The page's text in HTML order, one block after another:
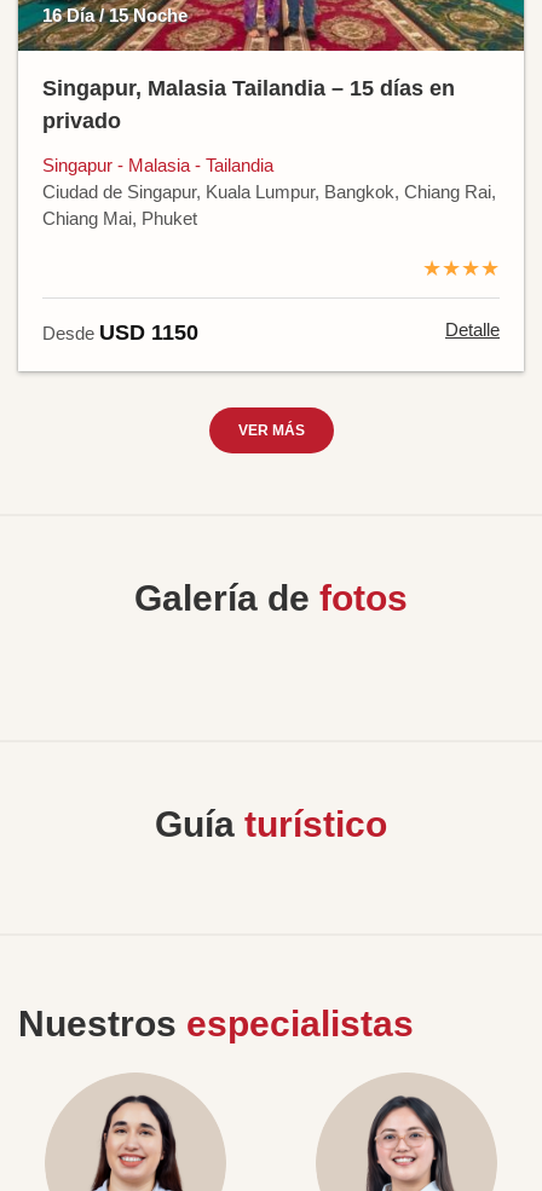
16 Día / 15 Noche
Singapur, Malasia Tailandia – 15 días en
privado
Singapur - Malasia - Tailandia
Ciudad de Singapur, Kuala Lumpur, Bangkok, Chiang Rai,
Chiang Mai, Phuket
★★★★
Desde USD 1150 Detalle
VER MÁS
Galería de fotos
Guía turístico
Nuestros especialistas